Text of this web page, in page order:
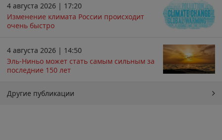
4 августа 2026 | 17:20
Изменение климата России происходит
очень быстро
4 августа 2026 | 14:50
Эль-Ниньо может стать самым сильным за
последние 150 лет
Другие публикации